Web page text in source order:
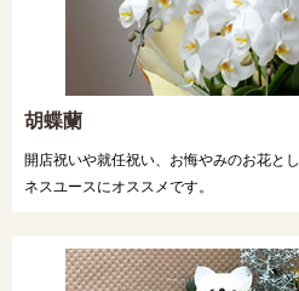
胡蝶蘭
開店祝いや就任祝い、お悔やみのお花と
ネスユースにオススメです。